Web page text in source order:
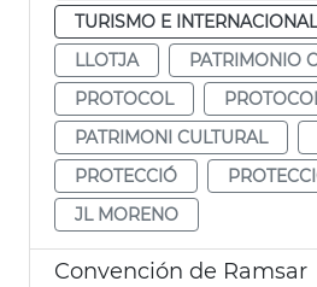
TURISMO E
LLOTJA
PATRIMONIO
PROTOCOL
PATRIMONI CULTURAL
PROTECCIÓ
JL MORENO
Convención de Ramsar